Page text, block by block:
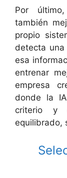
Por
también
propio
detecta
esa
entrenar
empresa
donde la
criterio y
equilibrado,